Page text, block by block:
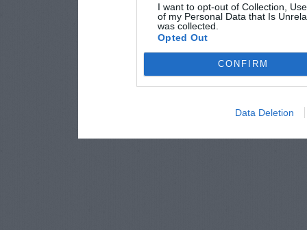
I want to opt-out of Collection,
of my Personal Data that Is
was collected.
Opted Out
CONFIRM
Data Deletion